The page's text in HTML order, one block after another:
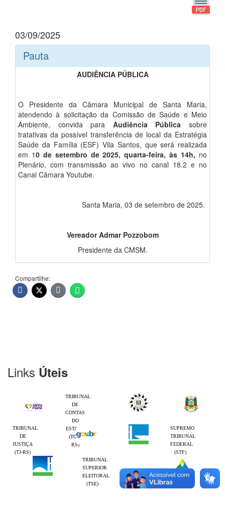
03/09/2025
Pauta
AUDIÊNCIA PÚBLICA
O Presidente da Câmara Municipal de Santa Maria,
atendendo à solicitação da Comissão de Saúde e Meio
Ambiente, convida para Audiência Pública sobre
tratativas da possível transferência de local da Estratégia
Saúde da Família (ESF) Vila Santos, que será realizada
em 10 de setembro de 2025, quarta-feira, às 14h, no
Plenário, com transmissão ao vivo no canal 18.2 e no
Canal Câmara Youtube.
Santa Maria, 03 de setembro de 2025.
Vereador Admar Pozzobom
Presidente da CMSM.
Compartilhe:
Links Úteis
TRIBUNAL
DE
CONTAS
DO
ESTADO
(TCE-
RS)
TRIBUNAL
DE
JUSTIÇA
(TJ-RS)
SUPREMO
TRIBUNAL
FEDERAL
(STF)
TRIBUNAL
SUPERIOR
ELEITORAL
(TSE)